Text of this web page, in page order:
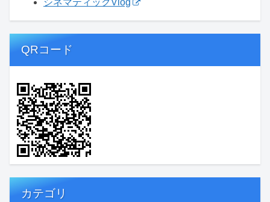
シネマティックVlog
QRコード
カテゴリ